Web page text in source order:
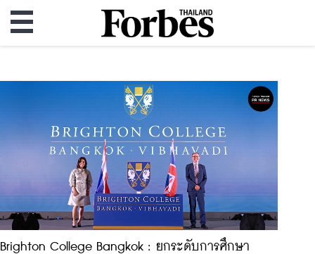
Brighton College Bangkok : ยกระดับการศึกษา